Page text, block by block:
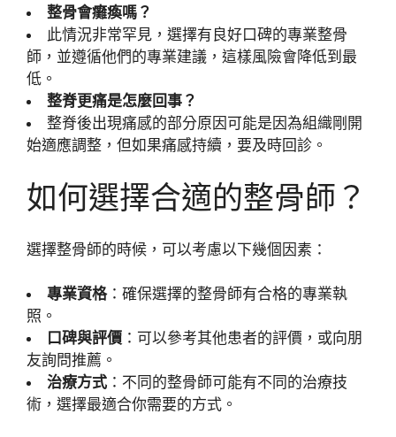
整骨會癱瘓嗎？
此情況非常罕見，選擇有良好口碑的專業整骨
師，並遵循他們的專業建議，這樣風險會降低到最
低。
整脊更痛是怎麼回事？
整脊後出現痛感的部分原因可能是因為組織剛開
始適應調整，但如果痛感持續，要及時回診。
如何選擇合適的整骨師？
選擇整骨師的時候，可以考慮以下幾個因素：
專業資格：確保選擇的整骨師有合格的專業執
照。
口碑與評價 ：可以參考其他患者的評價，或向朋
友詢問推薦。
治療方式 ：不同的整骨師可能有不同的治療技
術，選擇最適合你需要的方式。